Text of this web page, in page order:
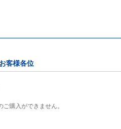
お客様各位
購入ができません。